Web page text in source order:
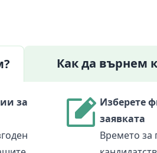
Как да върнем
за
Изберете
заявката
Времето за